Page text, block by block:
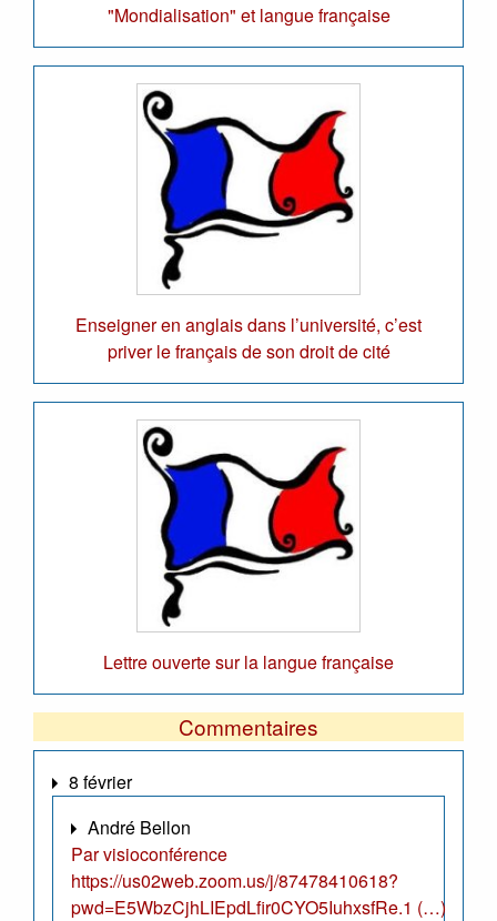
"Mondialisation" et langue française
Enseigner en anglais dans l’université, c’est
priver le français de son droit de cité
Lettre ouverte sur la langue française
Commentaires
8 février
André Bellon
Par visioconférence
https://us02web.zoom.us/j/87478410618?
pwd=E5WbzCjhLIEpdLfir0CYO5IuhxsfRe.1 (…)